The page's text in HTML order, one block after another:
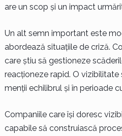
are un scop și un impact
Un alt semn important este
abordează situațiile de criză.
care știu să gestioneze
reacționeze rapid. O vizibilitate
menții echilibrul și în perioade
Companiile care își doresc
capabile să construiască